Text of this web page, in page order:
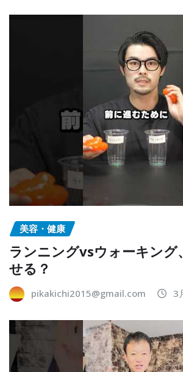
美容・健康
ランニングvsウォーキング
せる？
pikakichi2015@gmail.com 3